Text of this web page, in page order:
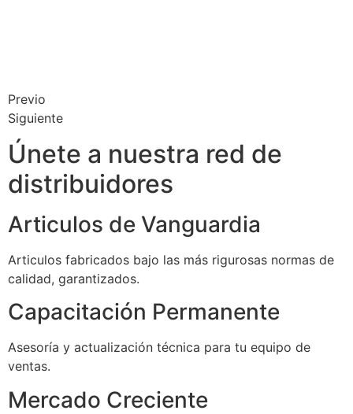
Previo
Siguiente
Únete a nuestra red de
distribuidores
Articulos de Vanguardia
Articulos fabricados bajo las más rigurosas normas de
calidad, garantizados.
Capacitación Permanente
Asesoría y actualización técnica para tu equipo de
ventas.
Mercado Creciente